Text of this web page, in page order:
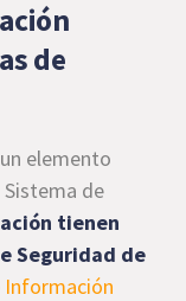
de
elemento
de
tienen
Seguridad de
Información